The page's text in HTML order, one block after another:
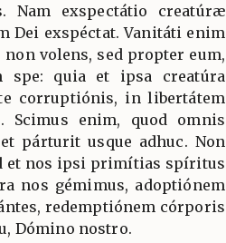
Nam exspectátio creatúræ
Dei exspéctat. Vanitáti enim
non volens, sed propter eum,
spe: quia et ipsa creatúra
corruptiónis, in libertátem
enim, quod omnis
párturit usque adhuc. Non
et nos ipsi primítias spíritus
nos gémimus, adoptiónem
redemptiónem córporis
Dómino nostro.